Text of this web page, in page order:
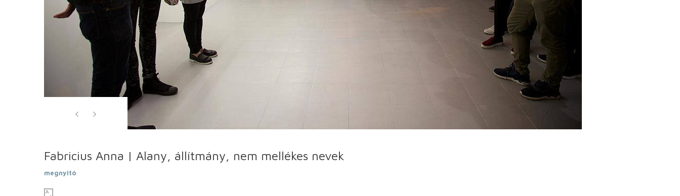
Fabricius Anna | Alany, állítmány, nem mellékes nevek
megnyitó